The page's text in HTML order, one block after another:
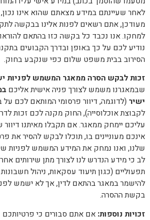
לאחר שעיינתם במידע מצאתם שהוא אינו
מעודכן, אתם רשאים לפנות אלינו בבקשה
למחקו. אנו נכבד כל בקשה כזו בהתאם
נודיע לכם על כך באופן ובדרך הקבועים
הסירוב בבית משפט שלום כפי שנקבע בחוק.
זכות לבקש הסרה ממאגר המשמש לפניות
שבמאגרנו משמש לצורך פניה אישית אליכם
ישיר (לדוגמה, דיוור פרסומי המותאם לכם
לקבוצת אוכלוסייה), החוק מקנה לכם זכות
עליכם יימחק ממאגר. אם תקבלו מאיתנו דיוור
אינכם מעוניינים בו, תוכלו לבקש להסיר את
שלנו, ואנו נמחק את המידע המשמש לפניות
לב כי מידע הנדרש לנו לצורך מתן שירותים
תפעוליים (כגון תיעוד עסקאות, ניהול חשבונות
להישמר במאגר בהתאם לדין, אך לא ישמש
בקשת ההסרה.
זכויות נוספות: אם אתם סבורים כי